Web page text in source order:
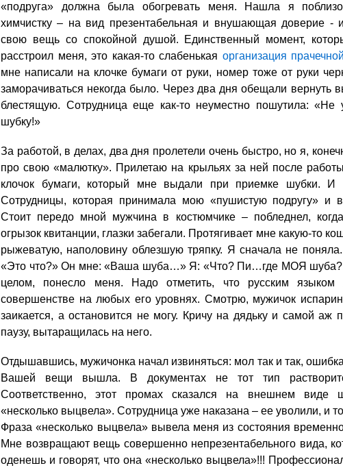
«подруга» должна была обогревать меня. Нашла я
химчистку – на вид презентабельная и внушающая доверие -
свою вещь со спокойной душой. Единственный момент,
расстроил меня, это какая-то слабенькая организация прачечной
мне написали на клочке бумаги от руки, номер тоже от руки
заморачиваться некогда было. Через два дня обещали вернуть
блестящую. Сотрудница еще как-то неуместно пошутила: «Не
шубку!»
За работой, в делах, два дня пролетели очень быстро, но я,
про свою «малютку». Прилетаю на крыльях за ней после
клочок бумаги, который мне выдали при приемке шубки. И
Сотрудницы, которая принимала мою «пушистую подругу» и
Стоит передо мной мужчина в костюмчике – побледнел,
огрызок квитанции, глазки забегали. Протягивает мне какую-то
рыжеватую, наполовину облезшую тряпку. Я сначала не
«Это что?» Он мне: «Ваша шуба…» Я: «Что? Пи…где МОЯ
целом, понесло меня. Надо отметить, что русским
совершенстве на любых его уровнях. Смотрю, мужичок
заикается, а остановится не могу. Кричу на дядьку и самой аж
паузу, вытаращилась на него.
Отдышавшись, мужичонка начал извиняться: мол так и так,
Вашей вещи вышла. В документах не тот тип
Соответственно, этот промах сказался на внешнем виде
«несколько выцвела». Сотрудница уже наказана – ее уволили, и
Фраза «несколько выцвела» вывела меня из состояния
Мне возвращают вещь совершенно непрезентабельного вида,
оденешь и говорят, что она «несколько выцвела»!!!